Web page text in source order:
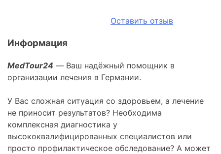
Оставить отзыв
Информация
MedTour24 — Ваш надёжный помощник в
организации лечения в Германии.
У Вас сложная ситуация со здоровьем, а лечение
не приносит результатов? Необходима
комплексная диагностика у
высококвалифицированных специалистов или
просто профилактическое обследование? А может